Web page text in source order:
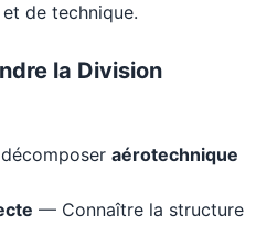
de technique.
la Division
aérotechnique
— Connaître la structure